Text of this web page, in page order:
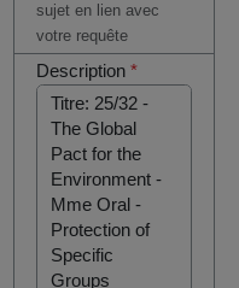
sujet en lien avec
votre requête
Description*